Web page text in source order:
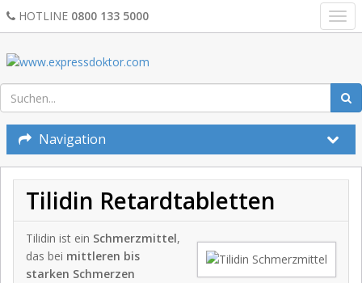
HOTLINE 0800 133 5000
Navigation
Tilidin Retardtabletten
Tilidin ist ein Schmerzmittel,
das bei mittleren bis
starken Schmerzen